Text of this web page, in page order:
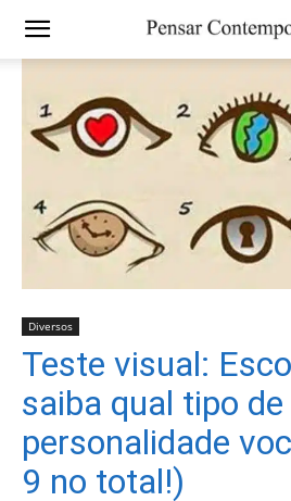
Diversos
Teste visual:
saiba qual tipo de
personalidade
9 no total!)